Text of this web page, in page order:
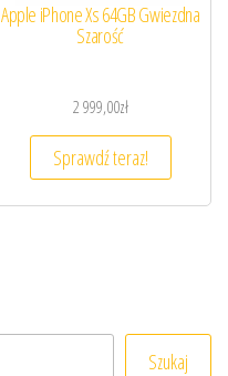
Apple iPhone Xs 64GB Gwiezdna
Szarość
2 999,00zł
Sprawdź teraz!
Szukaj